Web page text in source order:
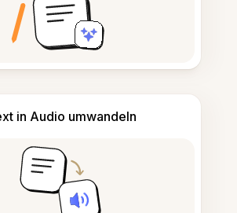
in Audio umwandeln